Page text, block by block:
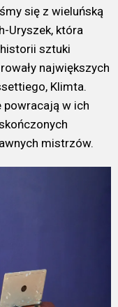
się z wieluńską
Uryszek, która
sztuki
największych
Klimta.
powracają w ich
mistrzów.